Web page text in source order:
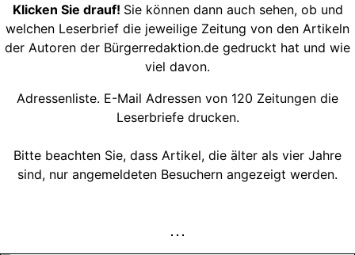
Klicken Sie drauf! Sie können dann auch sehen, ob und
welchen Leserbrief die jeweilige Zeitung von den Artikeln
der Autoren der Bürgerredaktion.de gedruckt hat und wie
viel davon.
Adressenliste. E-Mail Adressen von 120 Zeitungen die
Leserbriefe drucken.
Bitte beachten Sie, dass Artikel, die älter als vier Jahre
sind, nur angemeldeten Besuchern angezeigt werden.